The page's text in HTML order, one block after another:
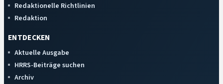
Redaktionelle Richtlinien
Redaktion
ENTDECKEN
Aktuelle Ausgabe
HRRS-Beiträge suchen
Archiv